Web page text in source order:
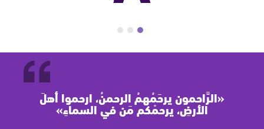
«الرَّاحمون يرحَمُهمُ الرحمنُ، ارحموا أهلَ
الأرضِ، يرحمْكم مَن في السماءِ»